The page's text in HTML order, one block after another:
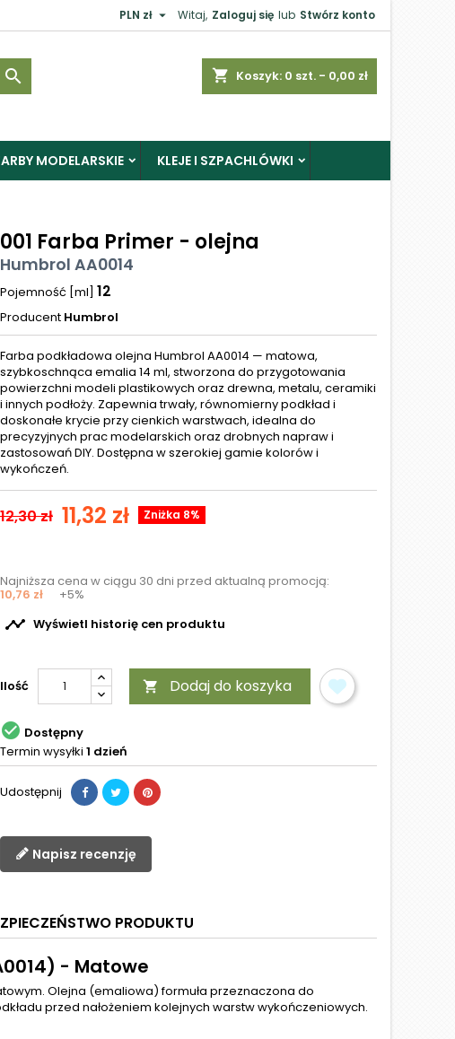
Witaj, Zaloguj się lub Stwórz konto
PLN zł 
shopping_cart Koszyk: 0 szt. - 0,00 zł

MODELARSKIE KLEJE I SZPACHLÓWKI
001 Farba Primer - olejna
Humbrol AA0014
Pojemność [ml] 12
Producent Humbrol
Farba podkładowa olejna Humbrol AA0014 — matowa,
szybkoschnąca emalia 14 ml, stworzona do przygotowania
powierzchni modeli plastikowych oraz drewna, metalu, ceramiki
i innych podłoży. Zapewnia trwały, równomierny podkład i
doskonałe krycie przy cienkich warstwach, idealna do
precyzyjnych prac modelarskich oraz drobnych napraw i
zastosowań DIY. Dostępna w szerokiej gamie kolorów i
wykończeń.
12,30 zł 11,32 zł Zniżka 8%
Najniższa cena w ciągu 30 dni przed aktualną promocją:
10,76 zł +5%
 Wyświetl historię cen produktu
Ilość  Dodaj do koszyka
 Dostępny
Termin wysyłki 1 dzień
Udostępnij
Napisz recenzję
PRODUKTU
- Matowe
Olejna (emaliowa) formuła przeznaczona do
przed nałożeniem kolejnych warstw wykończeniowych.